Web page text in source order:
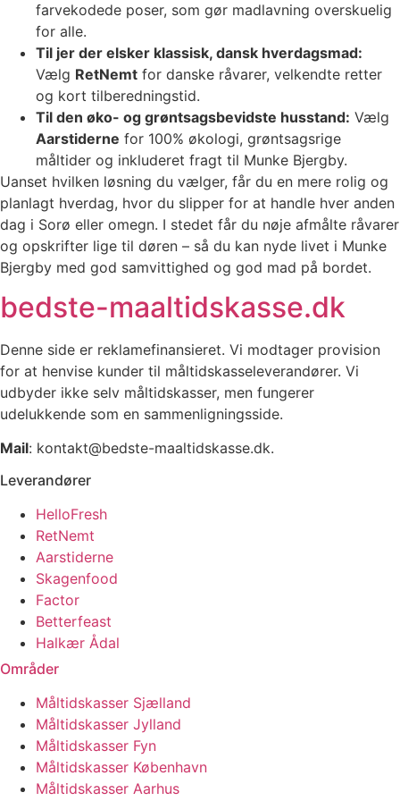
farvekodede poser, som gør madlavning overskuelig
for alle.
Til jer der elsker klassisk, dansk hverdagsmad:
Vælg RetNemt for danske råvarer, velkendte retter
og kort tilberedningstid.
Til den øko- og grøntsagsbevidste husstand: Vælg
Aarstiderne for 100% økologi, grøntsagsrige
måltider og inkluderet fragt til Munke Bjergby.
Uanset hvilken løsning du vælger, får du en mere rolig og
planlagt hverdag, hvor du slipper for at handle hver anden
dag i Sorø eller omegn. I stedet får du nøje afmålte råvarer
og opskrifter lige til døren – så du kan nyde livet i Munke
Bjergby med god samvittighed og god mad på bordet.
bedste-maaltidskasse.dk
Denne side er reklamefinansieret. Vi modtager provision
for at henvise kunder til måltidskasseleverandører. Vi
udbyder ikke selv måltidskasser, men fungerer
udelukkende som en sammenligningsside.
Mail: kontakt@bedste-maaltidskasse.dk.
Leverandører
HelloFresh
RetNemt
Aarstiderne
Skagenfood
Factor
Betterfeast
Halkær Ådal
Områder
Måltidskasser Sjælland
Måltidskasser Jylland
Måltidskasser Fyn
Måltidskasser København
Måltidskasser Aarhus